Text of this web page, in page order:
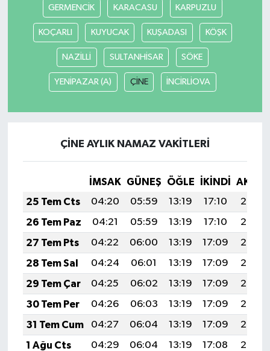
GERMENCİK KARACASU KARPUZLU
KOÇARLI KUYUCAK KUŞADASI KÖŞK
NAZİLLİ SULTANHİSAR SÖKE
YENİPAZAR (A) ÇİNE İNCİRLİOVA
ÇİNE AYLIK NAMAZ VAKITLERI
İMSAK GÜNEŞ ÖĞLE İKINDI
25 Tem Cts
04:20 05:59 13:19 17:10
20:30
26 Tem Paz
04:21 05:59 13:19 17:10
20:29
27 Tem Pts
04:22 06:00 13:19 17:09
20:28
28 Tem Sal
04:24 06:01 13:19 17:09
20:28
29 Tem Çar
04:25 06:02 13:19 17:09
20:27
30 Tem Per
04:26 06:03 13:19 17:09
20:26
31 Tem Cum
04:27 06:04 13:19 17:09
20:25
1 Ağu Cts
04:29 06:04 13:19 17:08
20:24